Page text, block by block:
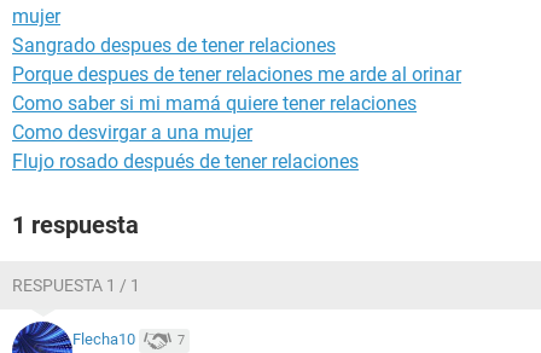
mujer
Sangrado despues de tener relaciones
Porque despues de tener relaciones me arde al orinar
Como saber si mi mamá quiere tener relaciones
Como desvirgar a una mujer
Flujo rosado después de tener relaciones
1 respuesta
RESPUESTA 1 / 1
Flecha10 7